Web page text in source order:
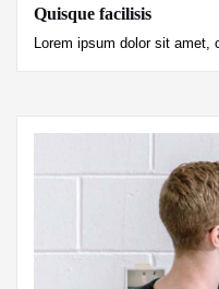
Quisque facilisis
Lorem ipsum dolor sit amet,